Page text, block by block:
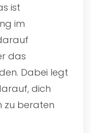
ist
im
das
Dabei legt
dich
zu beraten